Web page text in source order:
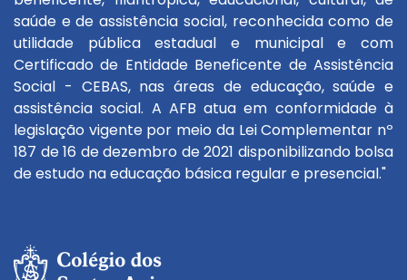
saúde e de assistência social, reconhecida como de
utilidade pública estadual e municipal e com
Certificado de Entidade Beneficente de Assistência
Social - CEBAS, nas áreas de educação, saúde e
assistência social. A AFB atua em conformidade à
legislação vigente por meio da Lei Complementar nº
187 de 16 de dezembro de 2021 disponibilizando bolsa
de estudo na educação básica regular e presencial."